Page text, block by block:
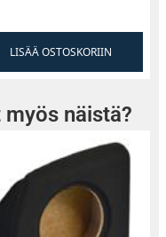
esittelee rohkean
alumiinikuori
ja toimii
varmistaen
pitkien
LISÄÄ OSTOSKORIIN
näistä?